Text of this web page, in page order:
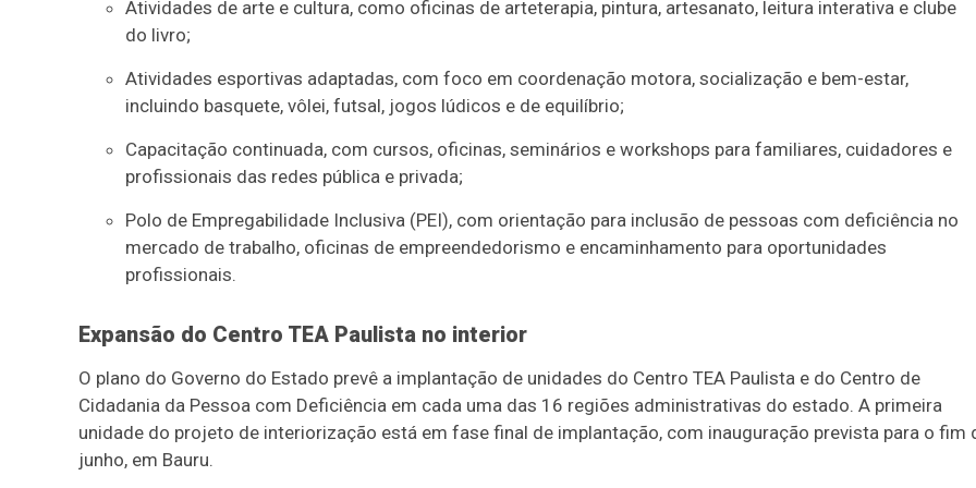
Atividades de arte e cultura, como oficinas de arteterapia, pintura, artesanato, leitura interativa e clube
do livro;
Atividades esportivas adaptadas, com foco em coordenação motora, socialização e bem-estar,
incluindo basquete, vôlei, futsal, jogos lúdicos e de equilíbrio;
Capacitação continuada, com cursos, oficinas, seminários e workshops para familiares, cuidadores e
profissionais das redes pública e privada;
Polo de Empregabilidade Inclusiva (PEI), com orientação para inclusão de pessoas com deficiência no
mercado de trabalho, oficinas de empreendedorismo e encaminhamento para oportunidades
profissionais.
Expansão do Centro TEA Paulista no interior
O plano do Governo do Estado prevê a implantação de unidades do Centro TEA Paulista e do Centro de
Cidadania da Pessoa com Deficiência em cada uma das 16 regiões administrativas do estado. A primeira
unidade do projeto de interiorização está em fase final de implantação, com inauguração prevista para o fim
junho, em Bauru.